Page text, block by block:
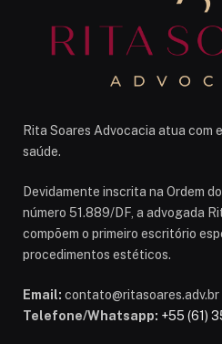
Rita Soares Advocacia atua com
saúde.
Devidamente inscrita na Ordem
número 51.889/DF, a advogada
compõem o primeiro escritório
procedimentos estéticos.
Email: contato@ritasoares.adv.br
Telefone/Whatsapp: +55 (61)